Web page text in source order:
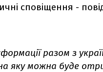
сповіщення -
разом з
яку можна буде